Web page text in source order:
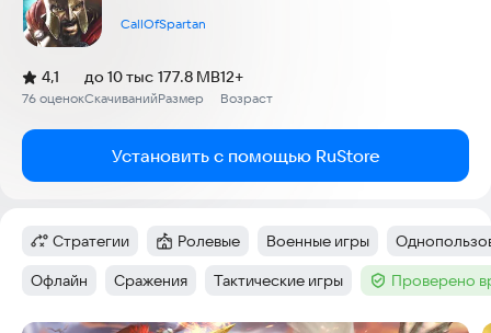
CallOfSpartan
Рейтинг:
4,1
(
76 оценок
)
Скачиваний
до 10 тыс
Размер
177.8 MB
Возраст
12+
Установить с помощью RuStore
Категория:
Стратегии Категория:
Ролевые Тег:
Военные игры Тег:
Тег:
Офлайн Тег:
Сражения Тег:
Тактические игры Тег :Проверено